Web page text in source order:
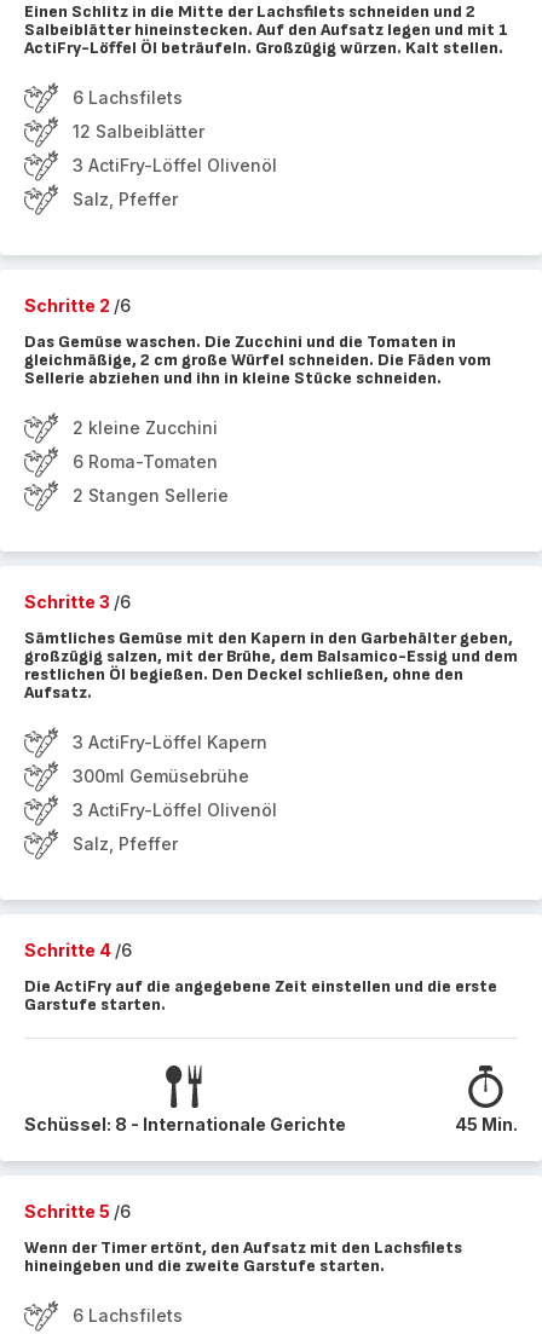
Einen Schlitz in die Mitte der Lachsfilets schneiden und 2
Salbeiblätter hineinstecken. Auf den Aufsatz legen und mit 1
ActiFry-Löffel Öl beträufeln. Großzügig würzen. Kalt stellen.
6 Lachsfilets
12 Salbeiblätter
3 ActiFry-Löffel Olivenöl
Salz, Pfeffer
Schritte 2 /6
Das Gemüse waschen. Die Zucchini und die Tomaten in
gleichmäßige, 2 cm große Würfel schneiden. Die Fäden vom
Sellerie abziehen und ihn in kleine Stücke schneiden.
2 kleine Zucchini
6 Roma-Tomaten
2 Stangen Sellerie
Schritte 3 /6
Sämtliches Gemüse mit den Kapern in den Garbehälter geben,
großzügig salzen, mit der Brühe, dem Balsamico-Essig und dem
restlichen Öl begießen. Den Deckel schließen, ohne den
Aufsatz.
3 ActiFry-Löffel Kapern
300ml Gemüsebrühe
3 ActiFry-Löffel Olivenöl
Salz, Pfeffer
Schritte 4 /6
Die ActiFry auf die angegebene Zeit einstellen und die erste
Garstufe starten.
Schüssel: 8 - Internationale Gerichte 45 Min.
Schritte 5 /6
Wenn der Timer ertönt, den Aufsatz mit den Lachsfilets
hineingeben und die zweite Garstufe starten.
6 Lachsfilets